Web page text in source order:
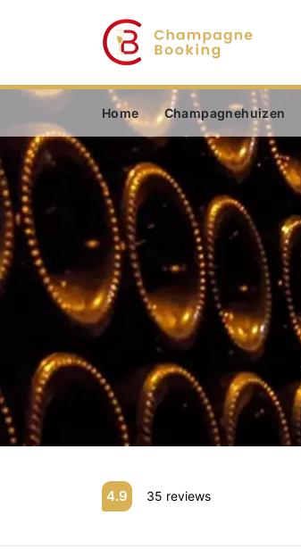
Home Champagnehuizen
4.9 35 reviews